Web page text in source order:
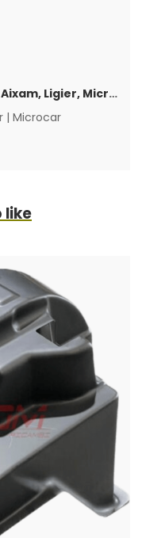
Etujarrusatulan liukutappisarja Aixam, Ligier, Microcar & Chatenet
| Microcar
like